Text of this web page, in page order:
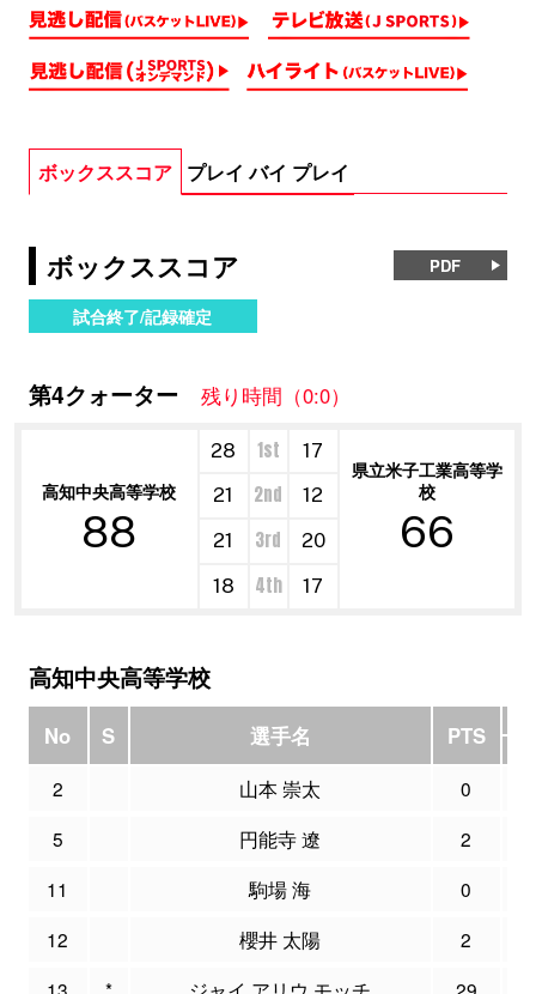
ボックススコア プレイ バイ プレイ
ボックススコア PDF
試合終了/記録確定
第4クォーター 残り時間（0:0）
高知中央高等学校
88
28 1st 17
県立米子工業高等学
校
66
21 2nd
12
21
3rd
20
18
4th 17
高知中央高等学校
No S 選手名 PTS
2 山本 崇太 0
5
円能寺 遼 2
11
駒場 海 0
12
櫻井 太陽 2